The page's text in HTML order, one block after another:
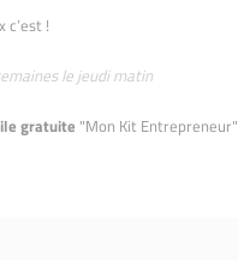
c’est !
le jeudi matin
gratuite "Mon Kit Entrepreneur"